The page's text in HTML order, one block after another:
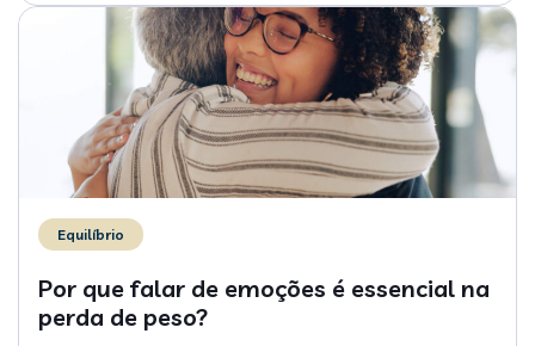
Equilíbrio
Por que falar de emoções é essencial na
perda de peso?